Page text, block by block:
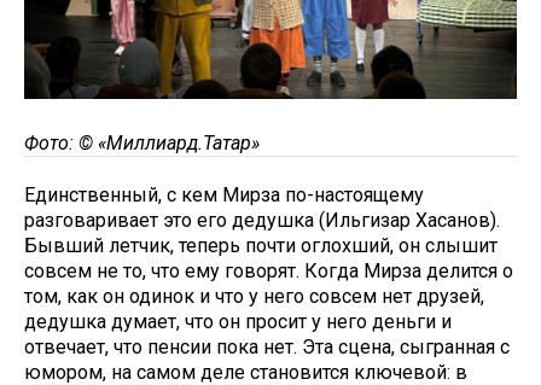
Фото: © «Миллиард.Татар»
Единственный, с кем Мирза по-настоящему
разговаривает это его дедушка (Ильгизар Хасанов).
Бывший летчик, теперь почти оглохший, он слышит
совсем не то, что ему говорят. Когда Мирза делится о
том, как он одинок и что у него совсем нет друзей,
дедушка думает, что он просит у него деньги и
отвечает, что пенсии пока нет. Эта сцена, сыгранная с
юмором, на самом деле становится ключевой: в